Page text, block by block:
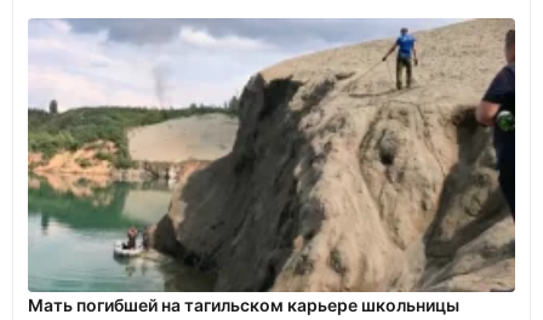
Мать погибшей на тагильском карьере школьницы